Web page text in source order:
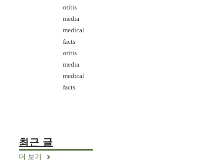
otitis
media
medical
facts
otitis
media
medical
facts
최근 글
더 보기